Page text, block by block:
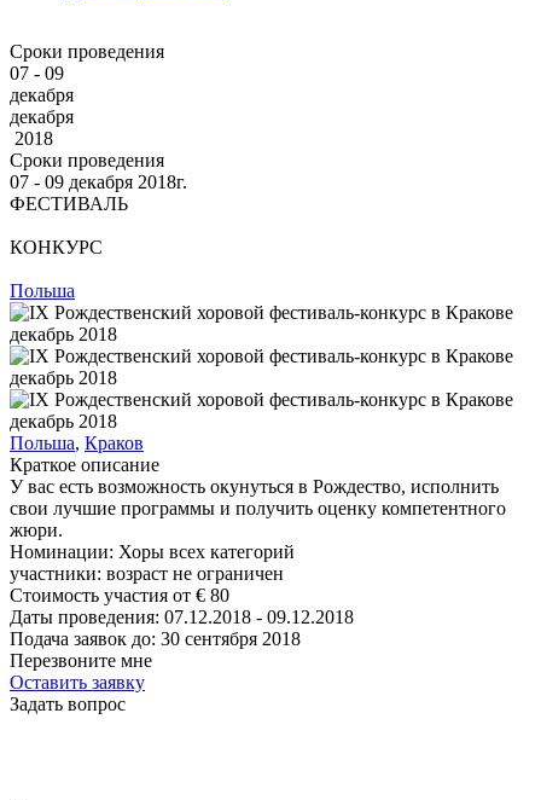
Сроки проведения
07 - 09
декабря
декабря
2018
Сроки проведения
07 ‐ 09 декабря 2018г.
ФЕСТИВАЛЬ
КОНКУРС
Польша
Польша, Краков
Краткое описание
У вас есть возможность окунуться в Рождество, исполнить
свои лучшие программы и получить оценку компетентного
жюри.
Номинации: Хоры всех категорий
участники: возраст не ограничен
Стоимость участия от € 80
Даты проведения: 07.12.2018 - 09.12.2018
Подача заявок до: 30 сентября 2018
Перезвоните мне
Оставить заявку
Задать вопрос